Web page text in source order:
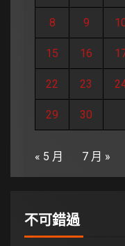
8 9
15 16
22 23
29 30
« 5 月 7 月 »
不可錯過